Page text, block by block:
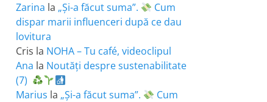
Zarina la „Și-a făcut suma”.
Cum
dispar marii influenceri după ce dau
lovitura
Cris la NOHA – Tu café, videoclipul
Ana la Noutăți despre sustenabilitate
(7)
Marius la „Și-a făcut suma”.
Cum